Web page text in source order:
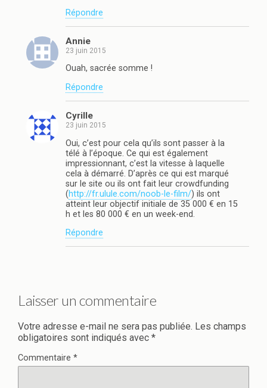
Répondre
Annie
23 juin 2015
Ouah, sacrée somme !
Répondre
Cyrille
23 juin 2015
Oui, c’est pour cela qu’ils sont passer à la
télé à l’époque. Ce qui est également
impressionnant, c’est la vitesse à laquelle
cela à démarré. D’après ce qui est marqué
sur le site ou ils ont fait leur crowdfunding
(http://fr.ulule.com/noob-le-film/) ils ont
atteint leur objectif initiale de 35 000 € en 15
h et les 80 000 € en un week-end.
Répondre
Laisser un commentaire
Votre adresse e-mail ne sera pas publiée. Les champs
obligatoires sont indiqués avec *
Commentaire *